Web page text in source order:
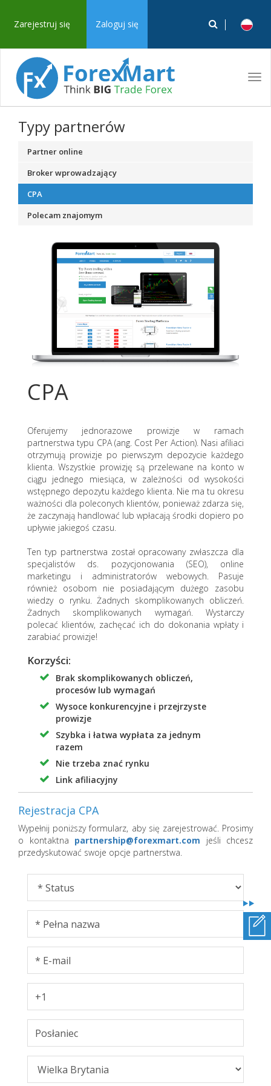
Zarejestruj się Zaloguj się
Typy partnerów
Partner online
Broker wprowadzający
CPA
Polecam znajomym
CPA
Oferujemy jednorazowe prowizje w ramach
partnerstwa typu CPA (ang. Cost Per Action). Nasi afiliaci
otrzymują prowizje po pierwszym depozycie każdego
klienta. Wszystkie prowizję są przelewane na konto w
ciągu jednego miesiąca, w zależności od wysokości
wstępnego depozytu każdego klienta. Nie ma tu okresu
ważności dla poleconych klientów, ponieważ zdarza się,
że zaczynają handlować lub wpłacają środki dopiero po
upływie jakiegoś czasu.
Ten typ partnerstwa został opracowany zwłaszcza dla
specjalistów ds. pozycjonowania (SEO), online
marketingu i administratorów webowych. Pasuje
również osobom nie posiadającym dużego zasobu
wiedzy o rynku. Żadnych skomplikowanych obliczeń.
Żadnych skomplikowanych wymagań. Wystarczy
polecać klientów, zachęcać ich do dokonania wpłaty i
zarabiać prowizje!
Korzyści:
Brak skomplikowanych obliczeń,
procesów lub wymagań
Wysoce konkurencyjne i przejrzyste
prowizje
Szybka i łatwa wypłata za jednym
razem
Nie trzeba znać rynku
Link afiliacyjny
Rejestracja CPA
Wypełnij poniższy formularz, aby się zarejestrować. Prosimy
o kontaktna partnership@forexmart.com jeśli chcesz
przedyskutować swoje opcje partnerstwa.